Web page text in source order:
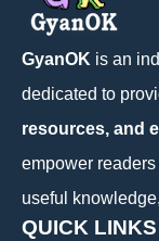
GyanOK is an
dedicated to
resources, and
empower
useful
QUICK LINKS